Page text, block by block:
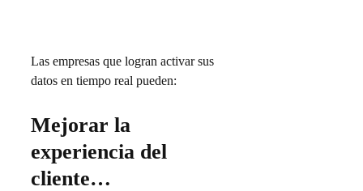
Las empresas que logran activar sus
datos en tiempo real pueden:
Mejorar la
experiencia del
cliente…